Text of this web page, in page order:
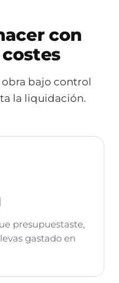
con
obra bajo control
la liquidación.
presupuestaste,
gastado en